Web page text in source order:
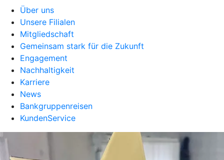
Über uns
Unsere Filialen
Mitgliedschaft
Gemeinsam stark für die Zukunft
Engagement
Nachhaltigkeit
Karriere
News
Bankgruppenreisen
KundenService